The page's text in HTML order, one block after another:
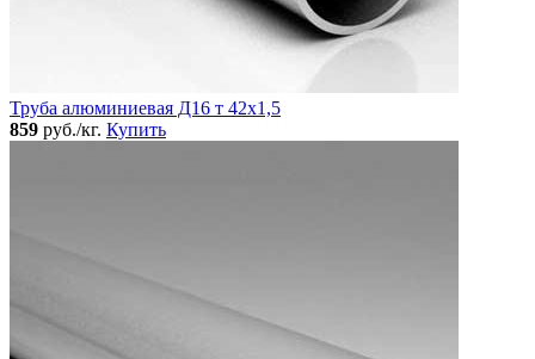
Труба алюминиевая Д16 т 42х1,5
859 руб./кг. Купить